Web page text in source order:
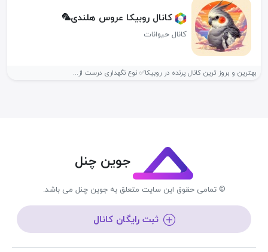
کانال روبیکا عروس هلندی🦜
کانال حیوانات
بهترین و بروز ترین کانال پرنده در روبیکا✅ نوع نگهداری درست از...
جوین چنل
© تمامی حقوق این سایت متعلق به جوین چنل می باشد.
ثبت رایگان کانال